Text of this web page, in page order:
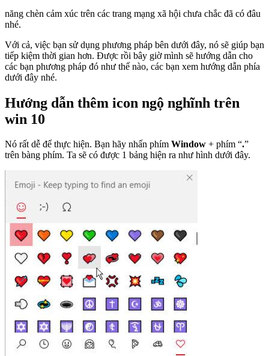
năng chèn cảm xúc trên các trang mạng xã hội chưa chắc đã có đâu
nhé.
Với cả, việc bạn sử dụng phương pháp bên dưới đây, nó sẽ giúp bạn
tiếp kiệm thời gian hơn. Được rồi bây giờ mình sẽ hướng dẫn cho
các bạn phương pháp đó như thế nào, các bạn xem hướng dẫn phía
dưới đây nhé.
Hướng dẫn thêm icon ngộ nghĩnh trên
win 10
Nó rất dễ để thực hiện. Bạn hãy nhấn phím Window + phím “.”
trên bàng phím. Ta sẽ có được 1 bảng hiện ra như hình dưới đây.